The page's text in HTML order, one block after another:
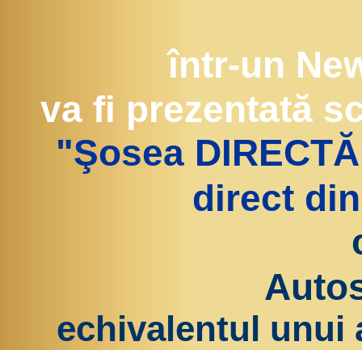
într-un
va fi prezentată
"Şosea
direct
echivalentul unui